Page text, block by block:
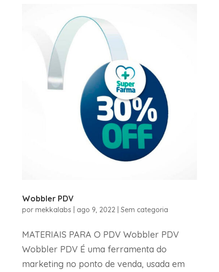
Wobbler PDV
por mekkalabs ago 9, 2022| Sem categoria
MATERIAIS PARA O PDV Wobbler PDV
Wobbler PDV É uma ferramenta do
marketing no ponto de venda, usada em